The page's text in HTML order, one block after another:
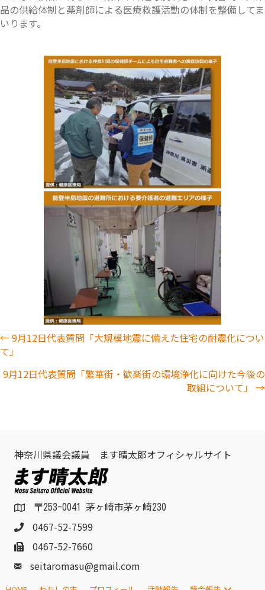
品の供給体制と薬剤師による医療救護活動の体制を整備してま
いります。
Posts
navigation
← 9月12日代表質問「大規模地震に備えた住宅の耐震化につい
て」
9月12日代表質問「繁華街・歓楽街の環境浄化に向けた今後の
取組について」 →
神奈川県議会議員 ます晴太郎オフィシャルサイト
〒253-0041 茅ヶ崎市茅ヶ崎230
0467-52-7599
0467-52-7660
seitaromasu@gmail.com